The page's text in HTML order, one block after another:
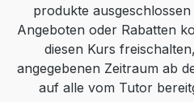
produkte
Angeboten oder Rabatten
diesen Kurs
angegebenen Zeitraum ab
auf alle vom Tutor